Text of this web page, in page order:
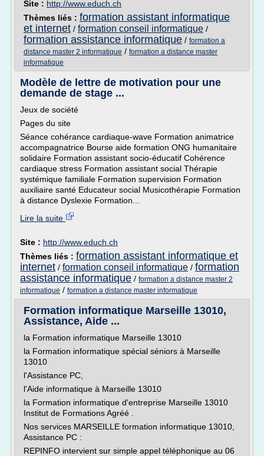
Site : http://www.educh.ch
Thèmes liés : formation assistant informatique
et internet / formation conseil informatique /
formation assistance informatique / formation a
distance master 2 informatique / formation a distance master
informatique
Modèle de lettre de motivation pour une
demande de stage ...
Jeux de société
Pages du site
Séance cohérance cardiaque-wave Formation animatrice
accompagnatrice Bourse aide formation ONG humanitaire
solidaire Formation assistant socio-éducatif Cohérence
cardiaque stress Formation assistant social Thérapie
systémique familiale Formation supervision Formation
auxiliaire santé Educateur social Musicothérapie Formation
à distance Dyslexie Formation...
Lire la suite
Site : http://www.educh.ch
Thèmes liés : formation assistant informatique et
internet / formation conseil informatique / formation
assistance informatique / formation a distance master 2
informatique / formation a distance master informatique
Formation informatique Marseille 13010,
Assistance, Aide ...
la Formation informatique Marseille 13010
la Formation informatique spécial séniors à Marseille
13010
l'Assistance PC,
l'Aide informatique à Marseille 13010
la Formation informatique d'entreprise Marseille 13010
Institut de Formations Agréé .
Nos services MARSEILLE formation informatique 13010,
Assistance PC :
REPINFO intervient sur simple appel téléphonique au 06